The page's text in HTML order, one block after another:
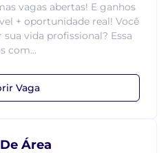
vagas abertas! E ganhos
+ oportunidade real! Você
vida profissional? Essa
com...
Vaga
Área